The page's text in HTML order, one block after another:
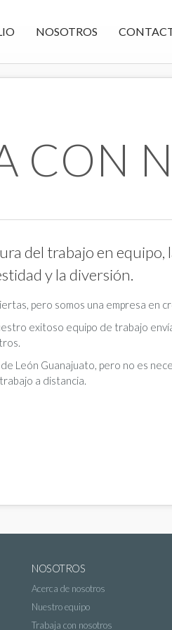
NOSOTROS
CON
del trabajo en equipo,
y la diversión.
pero somos una empresa
exitoso equipo de trabajo
León Guanajuato, pero no es
a distancia.
NOSOTROS
Acerca de nosotros
Nuestro equipo
Trabaja con nosotros